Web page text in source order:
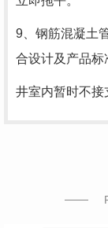
9、钢筋混凝土
合设计及产品标
井室内暂时不接